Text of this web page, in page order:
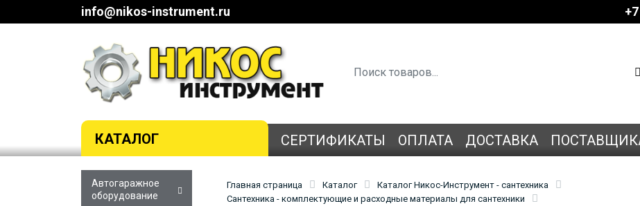
info@nikos-instrument.ru
КАТАЛОГ СЕРТИФИКАТЫ ОПЛАТА ДОСТАВКА
Главная страница Каталог
Каталог Никос-Инструмент - сантехника
Сантехника - комплектующие и расходные материалы для сантехники
Автогаражное
оборудование